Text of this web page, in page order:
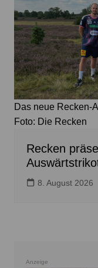
Das neue Recken-
Foto: Die Recken
Recken
8. August 2026
Anzeige